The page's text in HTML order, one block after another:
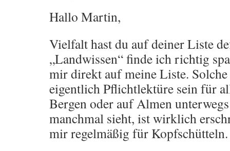
Hallo Martin,
Vielfalt hast du auf deiner Liste
„Landwissen“ finde ich richtig
mir direkt auf meine Liste.
eigentlich Pflichtlektüre sein für
Bergen oder auf Almen
manchmal sieht, ist wirklich
mir regelmäßig für Kopfschütteln.